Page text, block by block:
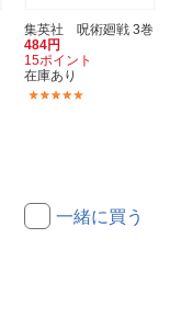
集英社 呪術廻戦 3巻
484円
15ポイント
在庫あり
一緒に買う